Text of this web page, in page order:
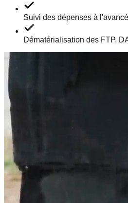
Suivi des dépenses à
Dématérialisation des FTP,